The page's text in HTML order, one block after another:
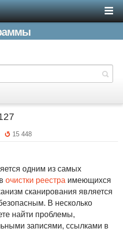
15 448
одним из самых
очистки реестра имеющихся
сканирования является
В несколько
найти проблемы,
записями, ссылками в